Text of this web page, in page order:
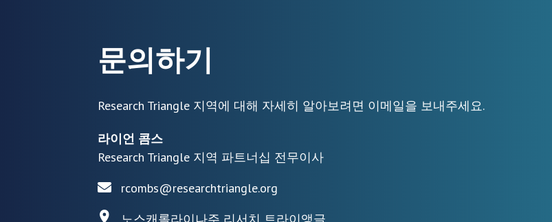
문의하기
Research Triangle 지역에 대해 자세히 알아보려면 이메일을 보내주세요.
라이언 콤스
Research Triangle 지역 파트너십 전무이사
rcombs@researchtriangle.org